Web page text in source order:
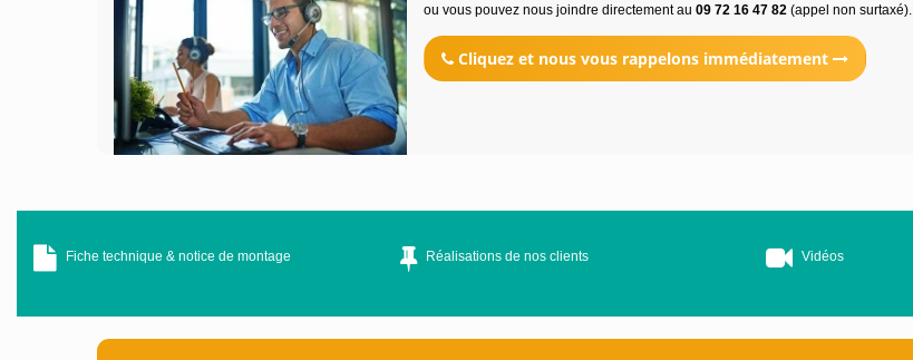
ou vous pouvez nous joindre directement au 09 72 16 47 82(appel non surtaxé).
Cliquez et nous vous rappelons immédiatement
Fiche technique & notice de montage Réalisations de nos clients Vidéos